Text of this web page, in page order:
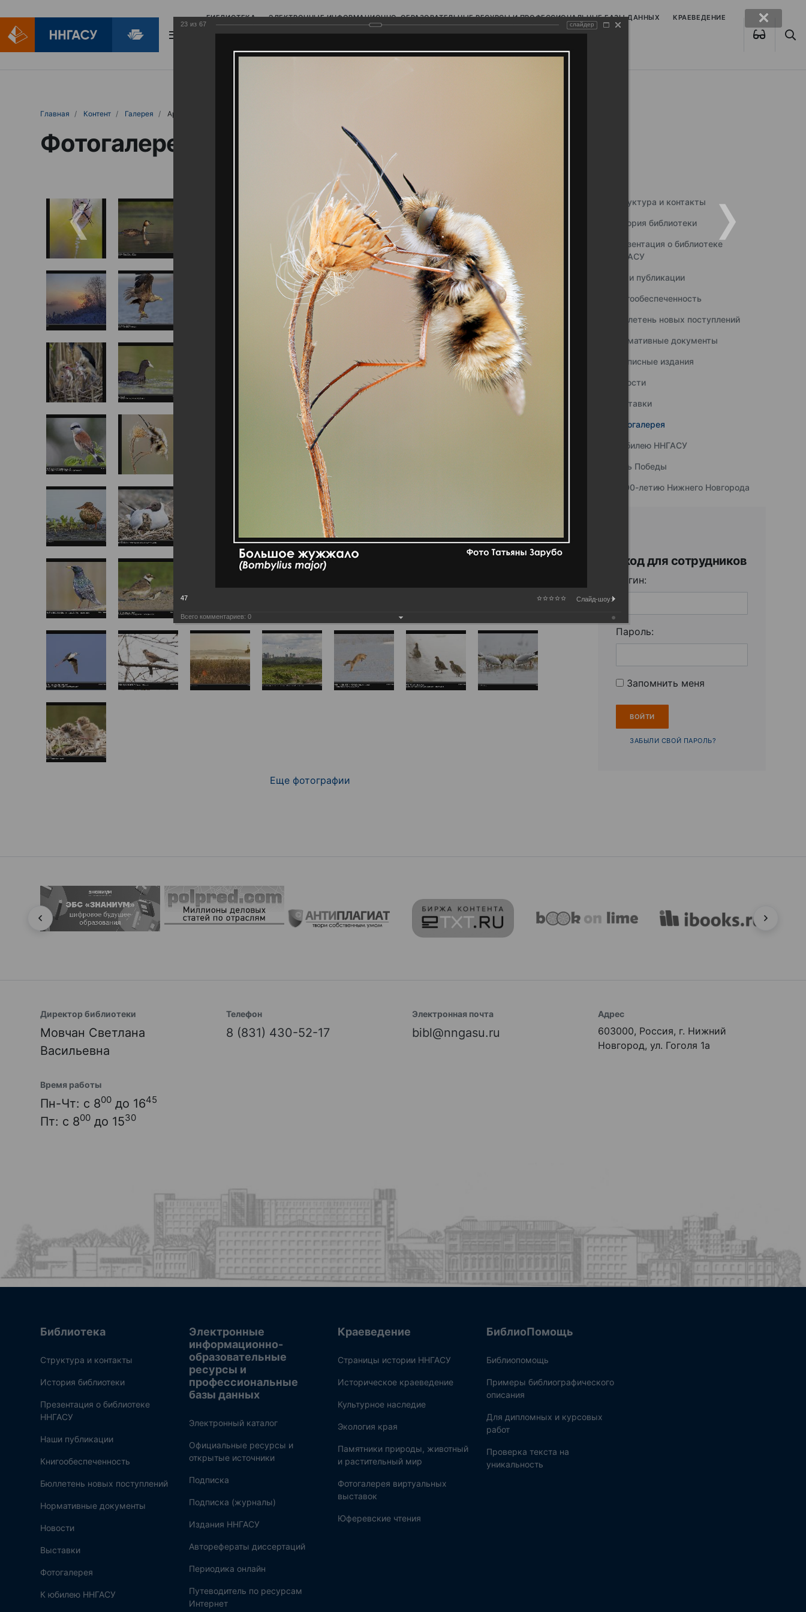
БИБЛИОТЕКА ЭЛЕКТРОННЫЕ ИНФОРМАЦИОННО-ОБРАЗОВАТЕЛЬНЫЕ РЕСУРСЫ И ПРОФЕССИОНАЛЬНЫЕ БАЗЫ ДАННЫХ КРАЕВЕДЕНИЕ
БИБЛИОПОМОЩЬ
Главная Контент Галерея Артемовские луга – жемчужина Нижегородского Поволжья
Фотогалерея
Еще фотографии
Структура и контакты
История библиотеки
Презентация о библиотеке
ННГАСУ
Наши публикации
Книгообеспеченность
Бюллетень новых поступлений
Нормативные документы
Подписные издания
Новости
Выставки
Фотогалерея
К юбилею ННГАСУ
День Победы
К 800-летию Нижнего Новгорода
Вход для сотрудников
Логин:
Пароль:
Запомнить меня
ЗАБЫЛИ СВОЙ ПАРОЛЬ?
Директор библиотеки
Мовчан Светлана
Васильевна
Телефон
8 (831) 430-52-17
Электронная почта
bibl@nngasu.ru
Адрес
603000, Россия, г. Нижний
Новгород, ул. Гоголя 1а
Время работы
Пн-Чт: с 800 до 1645
Пт: с 800 до 1530
Библиотека
Структура и контакты
История библиотеки
Презентация о библиотеке
ННГАСУ
Наши публикации
Книгообеспеченность
Бюллетень новых поступлений
Нормативные документы
Новости
Выставки
Фотогалерея
К юбилею ННГАСУ
Электронные
информационно-
образовательные
ресурсы и
профессиональные
базы данных
Электронный каталог
Официальные ресурсы и
открытые источники
Подписка
Подписка (журналы)
Издания ННГАСУ
Авторефераты диссертаций
Периодика онлайн
Путеводитель по ресурсам
Интернет
Краеведение
Страницы истории ННГАСУ
Историческое краеведение
Культурное наследие
Экология края
Памятники природы, животный
и растительный мир
Фотогалерея виртуальных
выставок
Юферевские чтения
БиблиоПомощь
Библиопомощь
Примеры библиографического
описания
Для дипломных и курсовых
работ
Проверка текста на
уникальность
23 из 67 слайдер
47 Слайд-шоу:
Всего комментариев: 0